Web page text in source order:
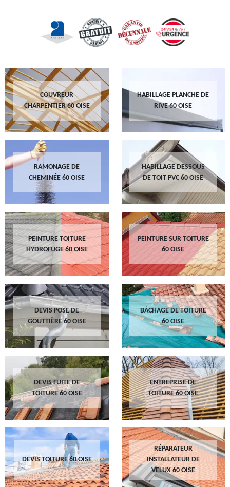
COUVREUR
CHARPENTIER 60 OISE
HABILLAGE PLANCHE DE
RIVE 60 OISE
RAMONAGE DE
CHEMINÉE 60 OISE
HABILLAGE DESSOUS
DE TOIT PVC 60 OISE
PEINTURE TOITURE
HYDROFUGE 60 OISE
PEINTURE SUR TOITURE
60 OISE
DEVIS POSE DE
GOUTTIÈRE 60 OISE
BÂCHAGE DE TOITURE
60 OISE
DEVIS FUITE DE
TOITURE 60 OISE
ENTREPRISE DE
TOITURE 60 OISE
DEVIS TOITURE 60 OISE
RÉPARATEUR
INSTALLATEUR DE
VELUX 60 OISE